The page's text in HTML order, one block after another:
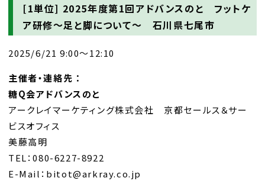
[1単位] 2025年度第1回アドバンスのと フットケ
ア研修～足と脚について～ 石川県七尾市
2025/6/21 9:00～12:10
主催者・連絡先 ：
糖Q会アドバンスのと
アークレイマーケティング株式会社 京都セールス＆サー
ビスオフィス
美藤高明
TEL：080-6227-8922
E-Mail：bitot@arkray.co.jp